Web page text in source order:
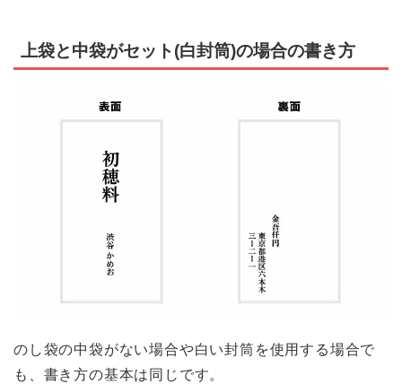
上袋と中袋がセット(白封筒)の場合の書き方
のし袋の中袋がない場合や白い封筒を使用する場合で
も、書き方の基本は同じです。